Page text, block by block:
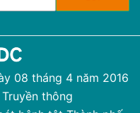
08 tháng 4 năm 2016
thông